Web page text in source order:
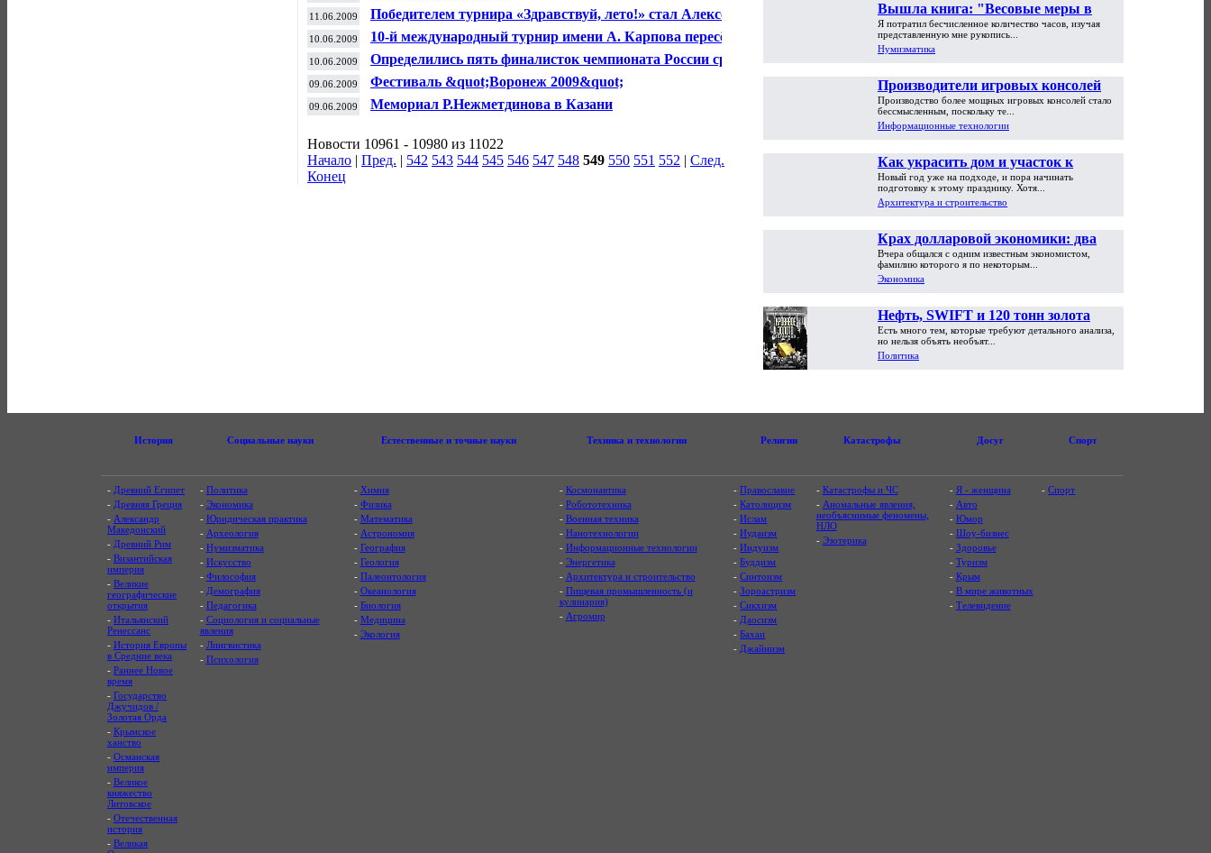
11.06.2009
Победителем турнира «Здравствуй, лето!» стал Алексей
Сарана
10.06.2009
10-й международный турнир имени А. Карпова пересёк
экватор
10.06.2009
Определились пять финалисток чемпионата России среди
женщин
09.06.2009 Фестиваль &quot;Воронеж 2009&quot;
09.06.2009 Мемориал Р.Нежметдинова в Казани
Новости 10961 - 10980 из 11022
Начало | Пред. | 542 543 544 545 546 547 548 549 550 551 552 | След.
Конец
Вышла книга: "Весовые меры в
торговой практике Античности и
Средневековья"
Я потратил бесчисленное количество часов, изучая
представленную мне рукопись...
Нумизматика
Производители игровых консолей
достигли предела возможностей
Производство более мощных игровых консолей стало
бессмысленным, поскольку те...
Информационные технологии
Как украсить дом и участок к
Новому году
Новый год уже на подходе, и пора начинать
подготовку к этому празднику. Хотя...
Архитектура и строительство
Крах долларовой экономики: два
пути обрушения
Вчера общался с одним известным экономистом,
фамилию которого я по некоторым...
Экономика
Нефть, SWIFT и 120 тонн золота
Есть много тем, которые требуют детального анализа,
но нельзя объять необъят...
Политика
История Социальные науки Естественные и точные науки Техника и технологии Религии Катастрофы Досуг Спорт
- Древний Египет
- Древняя Греция
- Александр
Македонский
- Древний Рим
- Византийская
империя
- Великие
географические
открытия
- Итальянский
Ренессанс
- История Европы
в Средние века
- Раннее Новое
время
- Государство
Джучидов /
Золотая Орда
- Крымское
ханство
- Османская
империя
- Великое
княжество
Литовское
- Отечественная
история
- Великая
- Политика
- Экономика
- Юридическая практика
- Археология
- Нумизматика
- Искусство
- Философия
- Демография
- Педагогика
- Социология и социальные
явления
- Лингвистика
- Психология
- Химия
- Физика
- Математика
- Астрономия
- География
- Геология
- Палеонтология
- Океанология
- Биология
- Медицина
- Экология
- Космонавтика
- Робототехника
- Военная техника
- Нанотехнологии
- Информационные технологии
- Энергетика
- Архитектура и строительство
- Пищевая промышленность (и
кулинария)
- Агромир
-Православие
-Католицизм
-Ислам
-Иудаизм
-Индуизм
-Буддизм
-Синтоизм
-Зороастризм
-Сикхизм
- Даосизм
-Бахаи
- Джайнизм
- Катастрофы и ЧС
- Аномальные явления,
необъяснимые феномены,
НЛО
- Эзотерика
- Я - женщина
- Авто
- Юмор
- Шоу-бизнес
- Здоровье
- Туризм
- Крым
- В мире животных
- Телевидение
-Спорт